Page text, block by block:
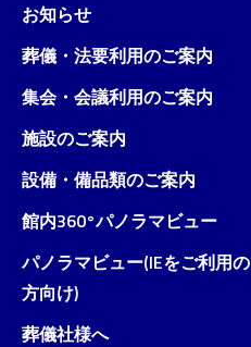
お知らせ
葬儀・法要利用のご案内
集会・会議利用のご案内
施設のご案内
設備・備品類のご案内
館内360°パノラマビュー
パノラマビュー(IEをご利用の
方向け)
葬儀社様へ